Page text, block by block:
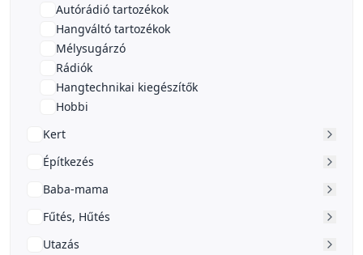
Autórádió tartozékok
Hangváltó tartozékok
Mélysugárzó
Rádiók
Hangtechnikai kiegészítők
Hobbi
Kert
Építkezés
Baba-mama
Fűtés, Hűtés
Utazás